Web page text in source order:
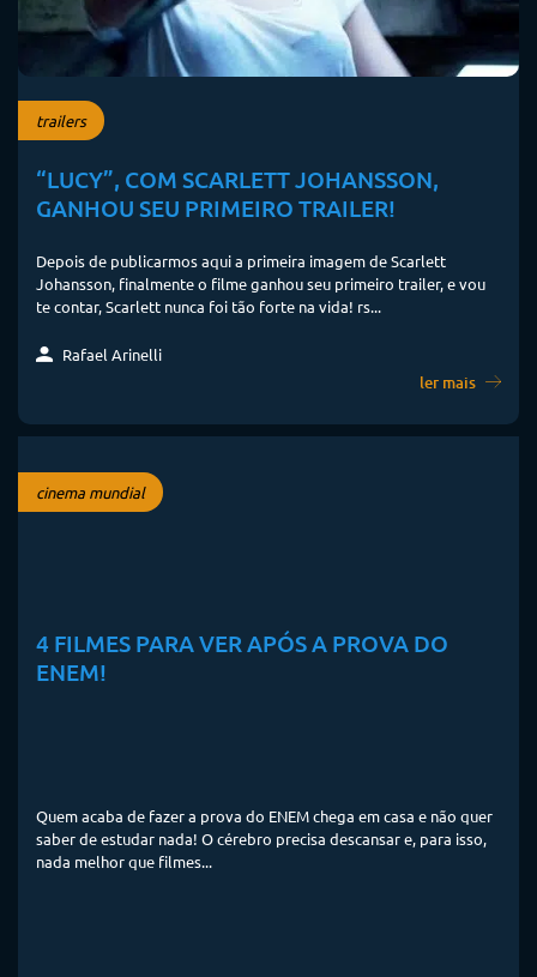
trailers
“LUCY”, COM SCARLETT JOHANSSON,
GANHOU SEU PRIMEIRO TRAILER!
Depois de publicarmos aqui a primeira imagem de Scarlett
Johansson, finalmente o filme ganhou seu primeiro trailer, e vou
te contar, Scarlett nunca foi tão forte na vida! rs...
Rafael Arinelli
ler mais
cinema mundial
4 FILMES PARA VER APÓS A PROVA DO
ENEM!
Quem acaba de fazer a prova do ENEM chega em casa e não quer
saber de estudar nada! O cérebro precisa descansar e, para isso,
nada melhor que filmes...